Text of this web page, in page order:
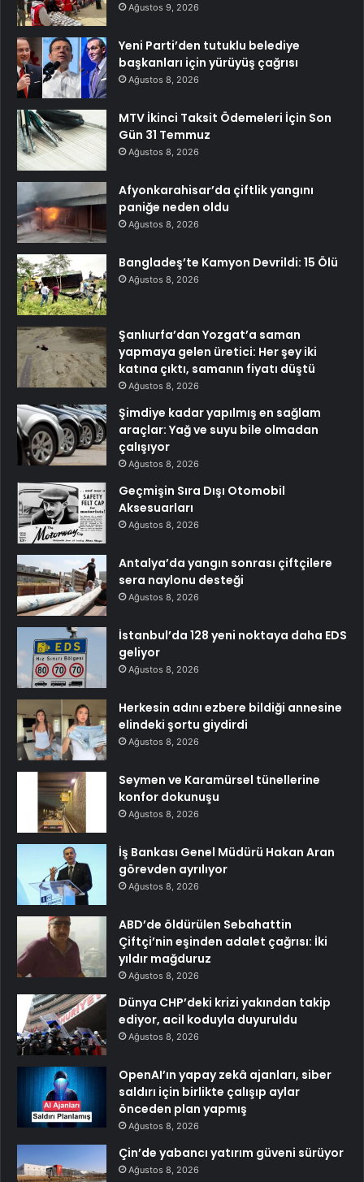
Ağustos 9, 2026
Yeni Parti’den tutuklu belediye
başkanları için yürüyüş çağrısı
Ağustos 8, 2026
MTV İkinci Taksit Ödemeleri İçin Son
Gün 31 Temmuz
Ağustos 8, 2026
Afyonkarahisar’da çiftlik yangını
paniğe neden oldu
Ağustos 8, 2026
Bangladeş’te Kamyon Devrildi: 15 Ölü
Ağustos 8, 2026
Şanlıurfa’dan Yozgat’a saman
yapmaya gelen üretici: Her şey iki
katına çıktı, samanın fiyatı düştü
Ağustos 8, 2026
Şimdiye kadar yapılmış en sağlam
araçlar: Yağ ve suyu bile olmadan
çalışıyor
Ağustos 8, 2026
Geçmişin Sıra Dışı Otomobil
Aksesuarları
Ağustos 8, 2026
Antalya’da yangın sonrası çiftçilere
sera naylonu desteği
Ağustos 8, 2026
İstanbul’da 128 yeni noktaya daha EDS
geliyor
Ağustos 8, 2026
Herkesin adını ezbere bildiği annesine
elindeki şortu giydirdi
Ağustos 8, 2026
Seymen ve Karamürsel tünellerine
konfor dokunuşu
Ağustos 8, 2026
İş Bankası Genel Müdürü Hakan Aran
görevden ayrılıyor
Ağustos 8, 2026
ABD’de öldürülen Sebahattin
Çiftçi’nin eşinden adalet çağrısı: İki
yıldır mağduruz
Ağustos 8, 2026
Dünya CHP’deki krizi yakından takip
ediyor, acil koduyla duyuruldu
Ağustos 8, 2026
OpenAI’ın yapay zekâ ajanları, siber
saldırı için birlikte çalışıp aylar
önceden plan yapmış
Ağustos 8, 2026
Çin’de yabancı yatırım güveni sürüyor
Ağustos 8, 2026